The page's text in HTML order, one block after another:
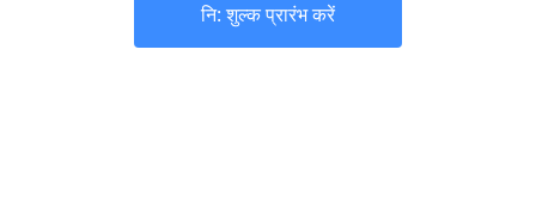
नि: शुल्क प्रारंभ करें